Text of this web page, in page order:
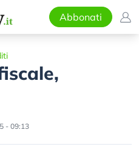
Abbonati
- 09:13